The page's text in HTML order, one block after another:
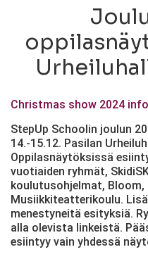
Christmas show 2024
StepUp Schoolin joulun
14.-15.12. Pasilan
Oppilasnäytöksissä
vuotiaiden ryhmät,
koulutusohjelmat, Bloom,
Musiikkiteatterikoulu.
menestyneitä esityksiä.
alla olevista linkeistä.
esiintyy vain yhdessä